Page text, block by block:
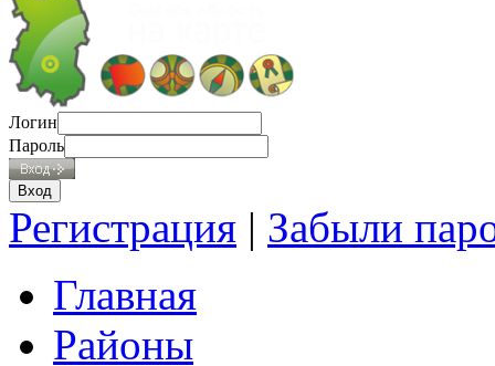
Логин
Пароль
Регистрация | Забыли
Главная
Районы